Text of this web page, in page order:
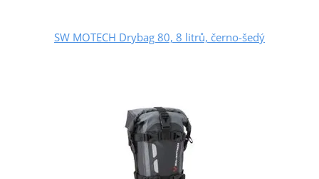
SW MOTECH Drybag 80, 8 litrů, černo-šedý